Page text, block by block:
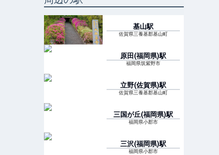
基山駅
佐賀県三養基郡基山町
原田(福岡県)駅
福岡県筑紫野市
立野(佐賀県)駅
佐賀県三養基郡基山町
三国が丘(福岡県)駅
福岡県小郡市
三沢(福岡県)駅
福岡県小郡市